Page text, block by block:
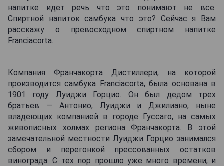
напитке идет речь что это понимают не все.
Спиртной напиток самбука что это? Сейчас я Вам
расскажу о превосходном спиртном напитке
Franciacorta.
Компания Франчакорта Дистиллери, на которой
производится самбука Franciacorta, была основана в
1901 году Луиджи Горцио. Он был дедом трех
братьев — Антонио, Луиджи и Джилиано, ныне
владеющих компанией в городе Гуссаго, на самых
живописных холмах региона Франчакорта. В этой
замечательной местности Луиджи Горцио занимался
сбором и перегонкой прессованных остатков
винограда. С тех пор прошло уже много времени, и